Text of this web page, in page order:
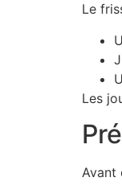
Le
Les
Avant